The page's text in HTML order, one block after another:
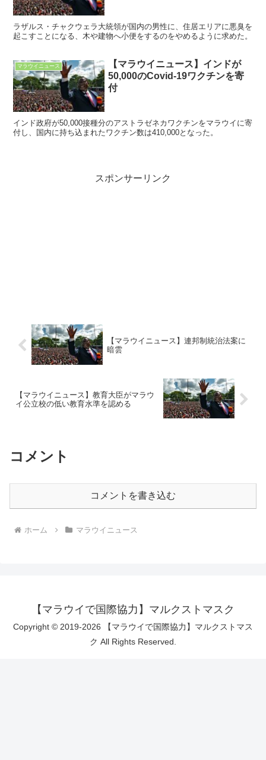
ラザルス・チャクウェラ大統領が国内の男性に、住居エリアに悪臭を
起こすことになる、木や建物へ小便をするのをやめるように求めた。
マラウイニュース
【マラウイニュース】インドが
50,000のCovid-19ワクチンを寄
付
インド政府が50,000接種分のアストラゼネカワクチンをマラウイに寄
付し、国内に持ち込まれたワクチン数は410,000となった。
スポンサーリンク
【マラウイニュース】連邦制統治法案に
暗雲
【マラウイニュース】教育大臣がマラウ
イ公立校の低い教育水準を認める
コメント
コメントを書き込む
ホーム マラウイニュース
【マラウイで国際協力】マルクストマスク
Copyright © 2019-2026 【マラウイで国際協力】マルクストマス
ク All Rights Reserved.